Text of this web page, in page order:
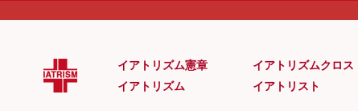
イアトリズム憲章
イアトリズム
イアトリズムクロス
イアトリスト